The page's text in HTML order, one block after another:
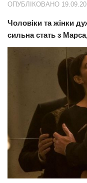
Харків
Донбас
Політика
Цікаво
ОПУБЛІКОВАНО
Чоловіки та жінки
сильна стать з